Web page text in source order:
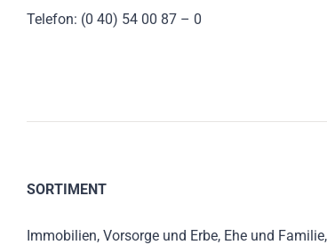
Telefon: (0 40) 54 00 87 – 0
SORTIMENT
Immobilien, Vorsorge und Erbe, Ehe und